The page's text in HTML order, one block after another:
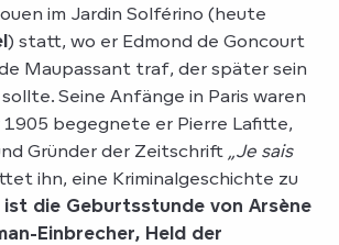
im Jardin Solférino (heute
) statt, wo er Edmond de Goncourt
Maupassant traf, der später sein
Seine Anfänge in Paris waren
1905 begegnete er Pierre Lafitte,
Gründer der Zeitschrift „Je sais
ihn, eine Kriminalgeschichte zu
ist die Geburtsstunde von Arsène
Einbrecher, Held der